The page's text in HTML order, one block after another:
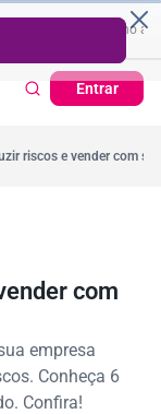
médio no ano
Entrar
| Cadastro
riscos e vender com
com
empresa
Conheça 6
Confira!